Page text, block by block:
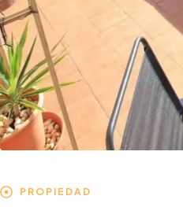
PROPIEDAD